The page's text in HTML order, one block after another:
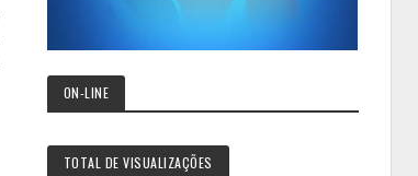
ON-LINE
TOTAL DE VISUALIZAÇÕES